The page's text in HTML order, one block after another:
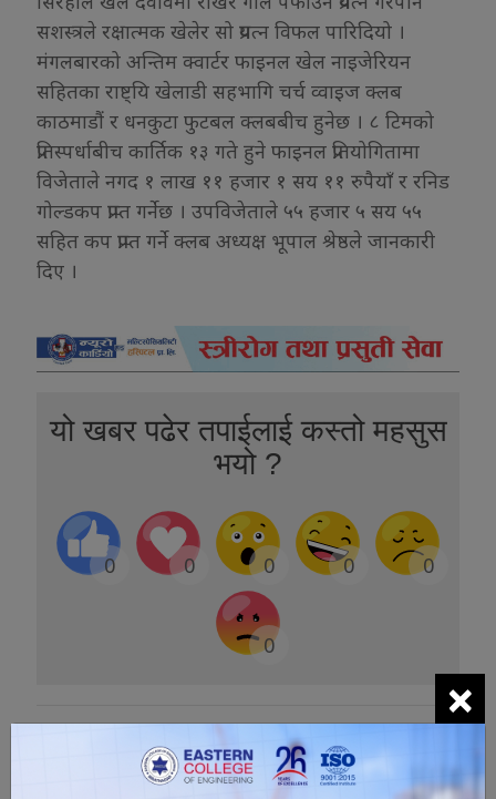
सशस्त्रले रक्षात्मक खेलेर सो प्रयत्न विफल पारिदियो ।
मंगलबारको अन्तिम क्वार्टर फाइनल खेल नाइजेरियन
सहितका राष्ट्यि खेलाडी सहभागि चर्च व्वाइज क्लब
काठमाडौं र धनकुटा फुटबल क्लबबीच हुनेछ । ८ टिमको
प्रतिस्पर्धाबीच कार्तिक १३ गते हुने फाइनल प्रतियोगितामा
विजेताले नगद १ लाख ११ हजार १ सय ११ रुपैयाँ र रनिड
गोल्डकप प्राप्त गर्नेछ । उपविजेताले ५५ हजार ५ सय ५५
सहित कप प्राप्त गर्ने क्लब अध्यक्ष भूपाल श्रेष्ठले जानकारी
दिए ।
यो खबर पढेर तपाईलाई कस्तो महसुस
भयो ?
0 0 0 0 0
0
×